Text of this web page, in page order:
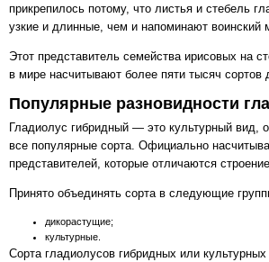
прикрепилось потому, что листья и стебель
узкие и длинные, чем и напоминают воинский
Этот представитель семейства ирисовых на
в мире насчитывают более пяти тысяч сортов
Популярные разновидности
Гладиолус гибридный — это культурный вид,
все популярные сорта. Официально
представителей, которые отличаются
Принято объединять сорта в следующие
дикорастущие;
культурные.
Сорта гладиолусов гибридных или